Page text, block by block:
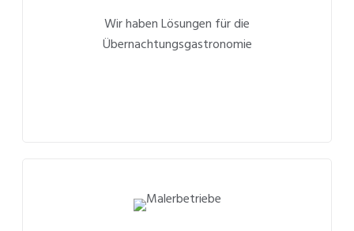
Wir haben Lösungen für die
Übernachtungsgastronomie